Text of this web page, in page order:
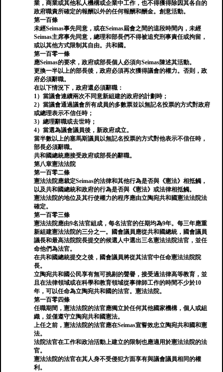
業，商業或其他私人機構或企業中工作，也不得獲得除因其各自的
政府職責所確定的報酬以外的任何報酬和酬金。創意活動。
第一百條
未經Seimas事先同意，或在Seimas屆會之間的這段時間內，未經
Seimas主席事先同意，總理和部長們不得被追究刑事責任或拘留，
或以其他方式限制其自由。共和國。
第一百零一條
應Seimas的要求，政府或部長個人必須向Seimas陳述其活動。
更換一半以上的部長後，政府必須再次獲得議會的權力。否則，政
府必須辭職。
在以下情況下，政府還必須辭職：
1）當議會連續兩次不同意新組建的政府的計劃時；
2）當議會通過議會所有成員的多數票並以無記名投票的方式對政府
或總理表示不信任時；
3）總理辭職或去世時；
4）當選為議會議員後，新政府成立。
當半數以上的塞馬斯議員以無記名投票的方式對他表示不信任時，
部長必須辭職。
共和國總統應接受政府或部長的辭職。
第八章憲法法院
第一百零二條
憲法法院應裁定Seimas的法律和其他行為是否與《憲法》相抵觸，
以及共和國總統和政府的行為是否與《憲法》或法律相抵觸。
憲法法院的地位及其行使權力的程序應由立陶宛共和國憲法法院法
確定。
第一百零三條
憲法法院應由9名法官組成，每名法官的任期均為9年。每三年應重
新組建憲法法院的三分之一。國會議員應從共和國總統，國會議員
議長和最高法院院長提交的候選人中選出三名憲法法院法官，並任
命他們為法官。
在共和國總統提交之後，國會議員將從其法官中任命憲法法院院
長。
立陶宛共和國公民享有無可挑剔的聲譽，接受過法律高等教育，並
且在法律領域或在科學和教育領域從事律師工作的時間不少於10
年，可以任命為立陶宛共和國的法官。憲法法院。
第一百零四條
任職期間，憲法法院的法官應獨立於任何其他國家機構，個人或組
織，並僅遵守立陶宛共和國憲法。
上任之前，憲法法院的法官應在Seimas宣誓效忠立陶宛共和國和憲
法。
法院法官在工作和政治活動上建立的限制也應適用於憲法法院的法
官。
憲法法院的法官在其人身不受侵犯方面享有與議會議員相同的權
利。